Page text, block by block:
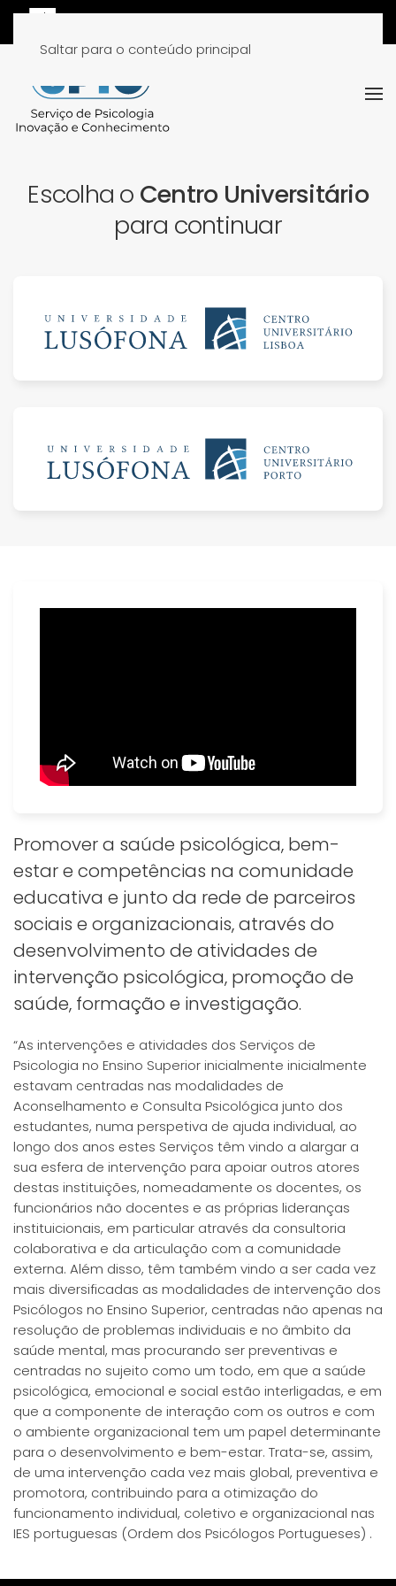
Saltar para o conteúdo principal
Escolha o Centro Universitário
para continuar
Promover a saúde psicológica, bem-
estar e competências na comunidade
educativa e junto da rede de parceiros
sociais e organizacionais, através do
desenvolvimento de atividades de
intervenção psicológica, promoção de
saúde, formação e investigação.
“As intervenções e atividades dos Serviços de
Psicologia no Ensino Superior inicialmente inicialmente
estavam centradas nas modalidades de
Aconselhamento e Consulta Psicológica junto dos
estudantes, numa perspetiva de ajuda individual, ao
longo dos anos estes Serviços têm vindo a alargar a
sua esfera de intervenção para apoiar outros atores
destas instituições, nomeadamente os docentes, os
funcionários não docentes e as próprias lideranças
instituicionais, em particular através da consultoria
colaborativa e da articulação com a comunidade
externa. Além disso, têm também vindo a ser cada vez
mais diversificadas as modalidades de intervenção dos
Psicólogos no Ensino Superior, centradas não apenas na
resolução de problemas individuais e no âmbito da
saúde mental, mas procurando ser preventivas e
centradas no sujeito como um todo, em que a saúde
psicológica, emocional e social estão interligadas, e em
que a componente de interação com os outros e com
o ambiente organizacional tem um papel determinante
para o desenvolvimento e bem-estar. Trata-se, assim,
de uma intervenção cada vez mais global, preventiva e
promotora, contribuindo para a otimização do
funcionamento individual, coletivo e organizacional nas
IES portuguesas (Ordem dos Psicólogos Portugueses) .